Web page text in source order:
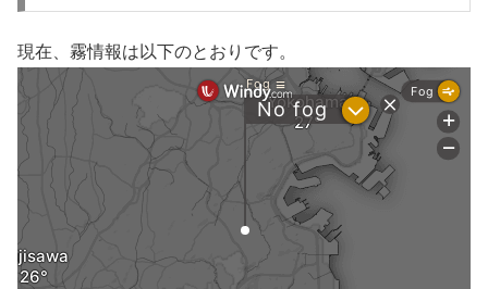
現在、霧情報は以下のとおりです。